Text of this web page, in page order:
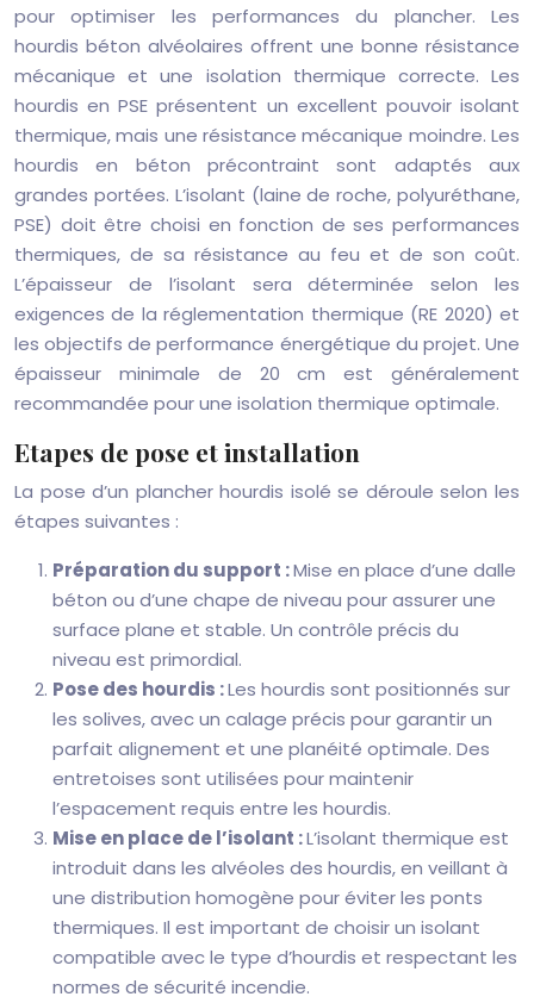
pour optimiser les performances du plancher. Les
hourdis béton alvéolaires offrent une bonne résistance
mécanique et une isolation thermique correcte. Les
hourdis en PSE présentent un excellent pouvoir isolant
thermique, mais une résistance mécanique moindre. Les
hourdis en béton précontraint sont adaptés aux
grandes portées. L’isolant (laine de roche, polyuréthane,
PSE) doit être choisi en fonction de ses performances
thermiques, de sa résistance au feu et de son coût.
L’épaisseur de l’isolant sera déterminée selon les
exigences de la réglementation thermique (RE 2020) et
les objectifs de performance énergétique du projet. Une
épaisseur minimale de 20 cm est généralement
recommandée pour une isolation thermique optimale.
Etapes de pose et installation
La pose d’un plancher hourdis isolé se déroule selon les
étapes suivantes :
Préparation du support :Mise en place d’une dalle
béton ou d’une chape de niveau pour assurer une
surface plane et stable. Un contrôle précis du
niveau est primordial.
Pose des hourdis :Les hourdis sont positionnés sur
les solives, avec un calage précis pour garantir un
parfait alignement et une planéité optimale. Des
entretoises sont utilisées pour maintenir
l’espacement requis entre les hourdis.
Mise en place de l’isolant :L’isolant thermique est
introduit dans les alvéoles des hourdis, en veillant à
une distribution homogène pour éviter les ponts
thermiques. Il est important de choisir un isolant
compatible avec le type d’hourdis et respectant les
normes de sécurité incendie.